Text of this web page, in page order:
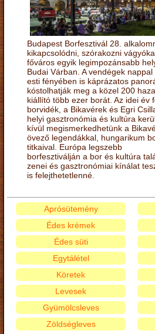
Budapest Borfesztivál 28.
kikapcsolódni, szórakozni
főváros egyik legimpozánsabb
Budai Várban. A vendégek nappal
esti fényében is káprázatos
kóstolhatják meg a közel 200
kiállító több ezer borát. Az idei év
borvidék, a Bikavérek és Egri
helyi gasztronómia és kultúra
kívül megismerkedhetünk a
övező legendákkal, hungarikum
titkaival. Európa legszebb
borfesztiválján a bor és kultúra
zenei és gasztronómiai kínálat
is felejthetetlenné.
Aprósütemény
Édes krémek
Édes süti
Egytálétel
Köretek
Levesek
Gyümölcsleves
Zöldségleves